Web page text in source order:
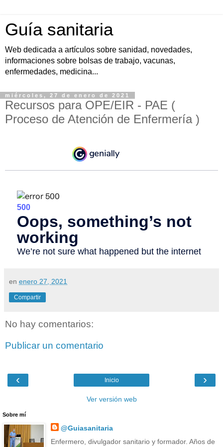
Guía sanitaria
Web dedicada a artículos sobre sanidad, novedades,
informaciones sobre bolsas de trabajo, vacunas,
enfermedades, medicina...
miércoles, 27 de enero de 2021
Recursos para OPE/EIR - PAE (
Proceso de Atención de Enfermería )
en enero 27, 2021
Compartir
No hay comentarios:
Publicar un comentario
‹ ›
Inicio
Ver versión web
Sobre mí
@Guiasanitaria
Enfermero, divulgador sanitario y formador. Años de